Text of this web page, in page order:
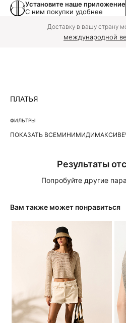
Установите наше приложение
С ним покупки удобнее
Доставку в вашу страну
международной
ПЛАТЬЯ
ФИЛЬТРЫ
ПОКАЗАТЬ ВСЕМИНИМИДИМАКСИ
Результаты
Попробуйте другие
Вам также может понравиться